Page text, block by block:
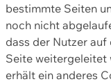
bestimmte Seiten
noch nicht
dass der Nutzer
Seite weitergeleitet
erhält ein anderes